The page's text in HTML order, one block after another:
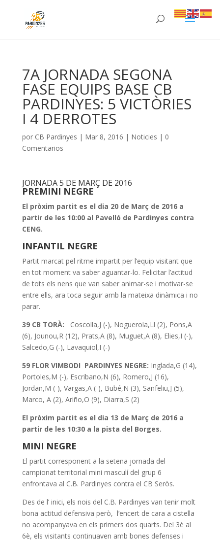
7A JORNADA SEGONA
FASE EQUIPS BASE CB
PARDINYES: 5 VICTÒRIES
I 4 DERROTES
por CB Pardinyes | Mar 8, 2016 | Noticies | 0
Comentarios
JORNADA 5 DE MARÇ DE 2016
PREMINI NEGRE
El pròxim partit es el dia 20 de Març de 2016 a
partir de les 10:00 al Pavelló de Pardinyes contra
CENG.
INFANTIL NEGRE
Partit marcat pel ritme impartit per l’equip visitant que
en tot moment va saber aguantar-lo. Felicitar l’actitud
de tots els nens que van saber animar-se i motivar-se
entre ells, ara toca seguir amb la mateixa dinàmica i no
parar.
39 CB TORÀ: Coscolla,J (-), Noguerola,Ll (2), Pons,A
(6), Jounou,R (12), Prats,A (8), Muguet,A (8), Elies,I (-),
Salcedo,G (-), Lavaquiol,I (-)
59 FLOR VIMBODI PARDINYES NEGRE: Inglada,G (14),
Portoles,M (-), Escribano,N (6), Romero,J (16),
Jordan,M (-), Vargas,A (-), Bubé,N (3), Sanfeliu,J (5),
Marco, A (2), Ariño,O (9), Diarra,S (2)
El pròxim partit es el dia 13 de Març de 2016 a
partir de les 10:30 a la pista del Borges.
MINI NEGRE
El partit corresponent a la setena jornada del
campionat territorial mini masculí del grup 6
enfrontava al C.B. Pardinyes contra el CB Seròs.
Des de l’ inici, els nois del C.B. Pardinyes van tenir molt
bona actitud defensiva però, l’encert de cara a cistella
no acompanyava en els primers dos quarts. Del 3è al
6è, els visitants continuaven amb bones defenses i